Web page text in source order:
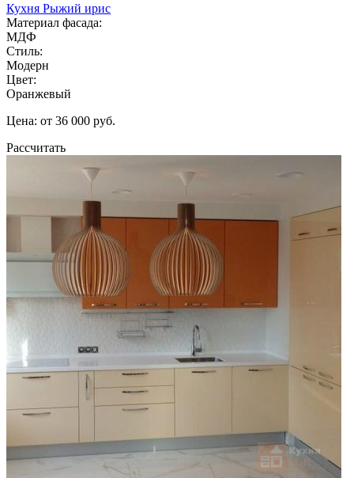
Кухня Рыжий ирис
Материал фасада:
МДФ
Стиль:
Модерн
Цвет:
Оранжевый
Цена: от 36 000 руб.
Рассчитать